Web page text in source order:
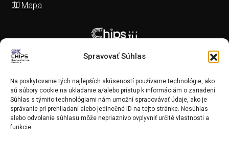
Spravovať Súhlas
Na poskytovanie tých najlepších skúseností používame technológie, ako
sú súbory cookie na ukladanie a/alebo prístup k informáciám o zariadení.
Súhlas s týmito technológiami nám umožní spracovávať údaje, ako je
správanie pri prehliadaní alebo jedinečné ID na tejto stránke. Nesúhlas
alebo odvolanie súhlasu môže nepriaznivo ovplyvniť určité vlastnosti a
funkcie.
Mapa